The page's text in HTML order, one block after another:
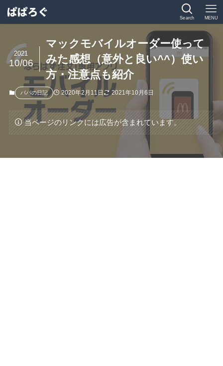
Search MENU
マックモバイルオーダー使って
みた感想（意外と良い^^）使い
方・注意点も紹介
2021
10/06
パパの日記 2020年2月11日 2021年10月6日
当ページのリンクには広告が含まれています。